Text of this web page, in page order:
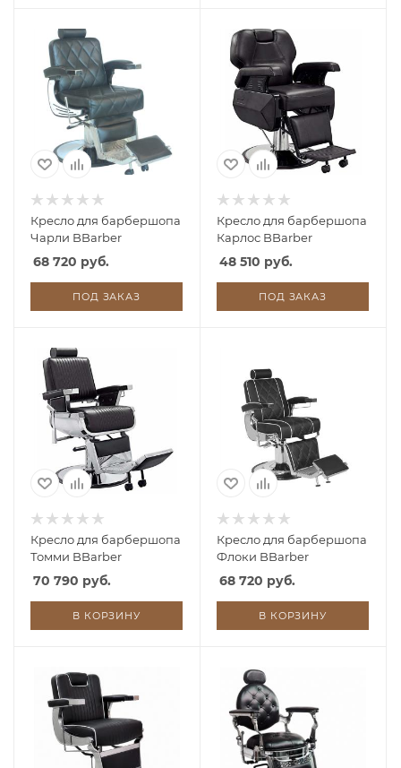
Кресло для барбершопа
Чарли BBarber
68 720 руб.
ПОД ЗАКАЗ
Кресло для барбершопа
Карлос BBarber
48 510 руб.
ПОД ЗАКАЗ
Кресло для барбершопа
Томми BBarber
70 790 руб.
В КОРЗИНУ
Кресло для барбершопа
Флоки BBarber
68 720 руб.
В КОРЗИНУ